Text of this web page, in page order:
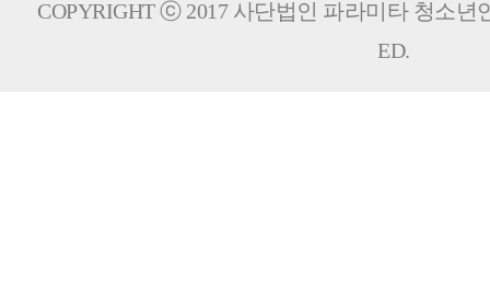
COPYRIGHT ⓒ 2017 사단법인 파라미타 청소년
ED.